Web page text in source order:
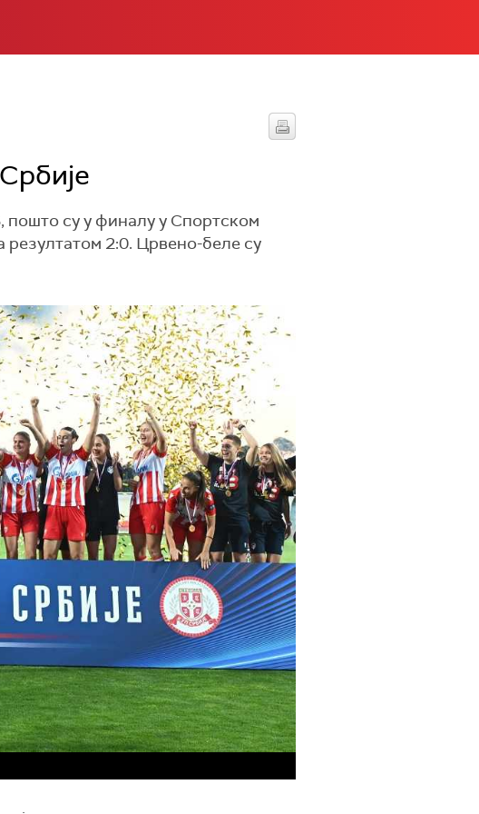
пошто су у финалу у Спортском
резултатом 2:0. Црвено-беле су